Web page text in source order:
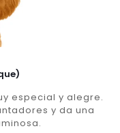
especial y alegre.
y da una